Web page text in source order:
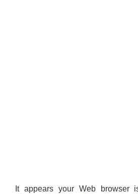
It appears your Web browser